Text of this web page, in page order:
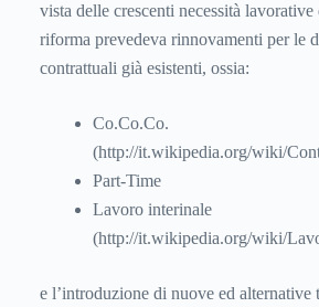
vista delle crescenti necessità
riforma prevedeva rinnovamenti per le
contrattuali già esistenti, ossia:
Co.Co.Co.
(http://it.wikipedia.org/wiki/
Part-Time
Lavoro interinale
(http://it.wikipedia.org/wiki/
e l’introduzione di nuove ed